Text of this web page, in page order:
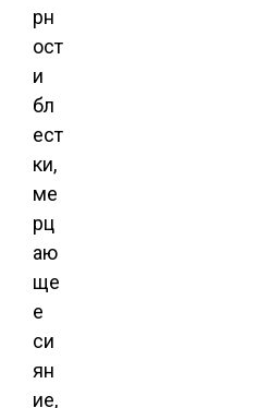
рн
ост
и
бл
ест
ки,
ме
рц
аю
ще
е
си
ян
ие,